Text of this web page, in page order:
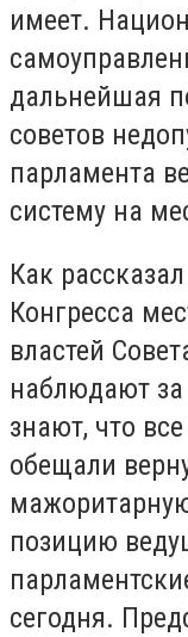
имеет.
дальнейшая
советов
парламента
систему на
Как
Конгресса
властей
наблюдают
знают, что
обещали
позицию
сегодня.